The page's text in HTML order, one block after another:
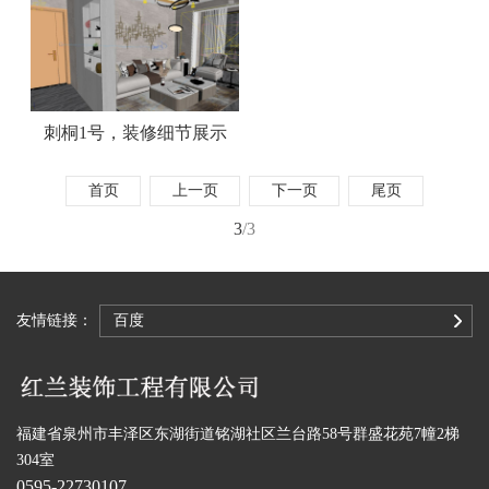
刺桐1号，装修细节展示
首页 上一页 下一页 尾页
3/3
友情链接： 百度
福建省泉州市丰泽区东湖街道铭湖社区兰台路58号群盛花苑7幢2梯
304室